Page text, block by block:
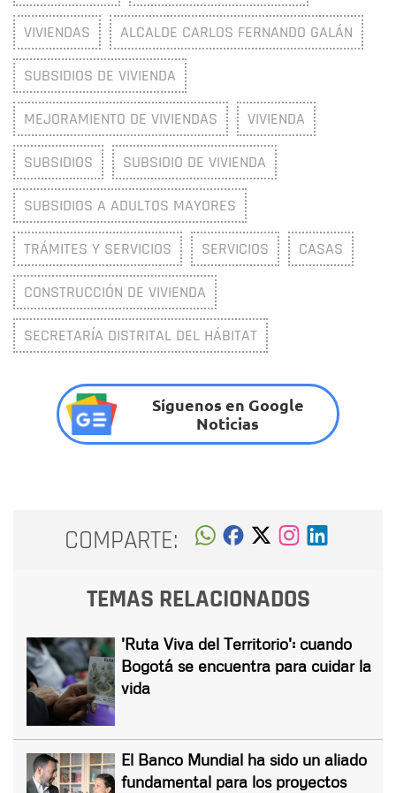
VIVIENDAS ALCALDE CARLOS FERNANDO GALÁN
SUBSIDIOS DE VIVIENDA
MEJORAMIENTO DE VIVIENDAS VIVIENDA
SUBSIDIOS SUBSIDIO DE VIVIENDA
SUBSIDIOS A ADULTOS MAYORES
TRÁMITES Y SERVICIOS SERVICIOS CASAS
CONSTRUCCIÓN DE VIVIENDA
SECRETARÍA DISTRITAL DEL HÁBITAT
Síguenos en Google
Noticias
COMPARTE:
TEMAS RELACIONADOS
'Ruta Viva del Territorio': cuando
Bogotá se encuentra para cuidar la
vida
El Banco Mundial ha sido un aliado
fundamental para los proyectos